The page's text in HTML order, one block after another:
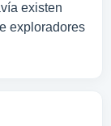
existen
exploradores